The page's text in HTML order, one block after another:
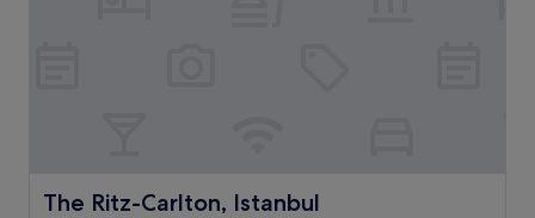
The Ritz-Carlton, Istanbul
The Ritz-Carlton, Istanbul